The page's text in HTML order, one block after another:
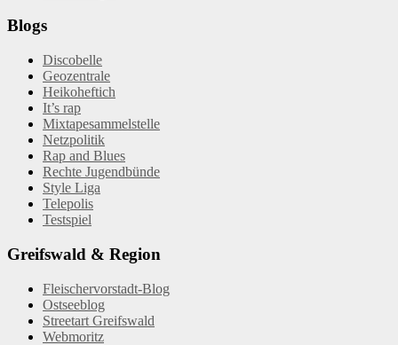
Blogs
Discobelle
Geozentrale
Heikoheftich
It’s rap
Mixtapesammelstelle
Netzpolitik
Rap and Blues
Rechte Jugendbünde
Style Liga
Telepolis
Testspiel
Greifswald & Region
Fleischervorstadt-Blog
Ostseeblog
Streetart Greifswald
Webmoritz